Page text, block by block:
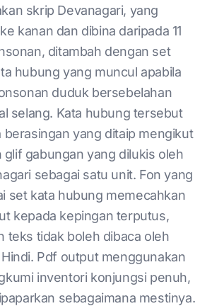
skrip Devanagari, yang
kanan dan dibina daripada 11
ditambah dengan set
hubung yang muncul apabila
duduk bersebelahan
selang. Kata hubung tersebut
berasingan yang ditaip mengikut
glif gabungan yang dilukis oleh
sebagai satu unit. Fon yang
set kata hubung memecahkan
kepada kepingan terputus,
teks tidak boleh dibaca oleh
Pdf output menggunakan
inventori konjungsi penuh,
sebagaimana mestinya.